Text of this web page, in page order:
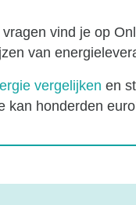
vind je op
van
vergelijken en
kan honderden